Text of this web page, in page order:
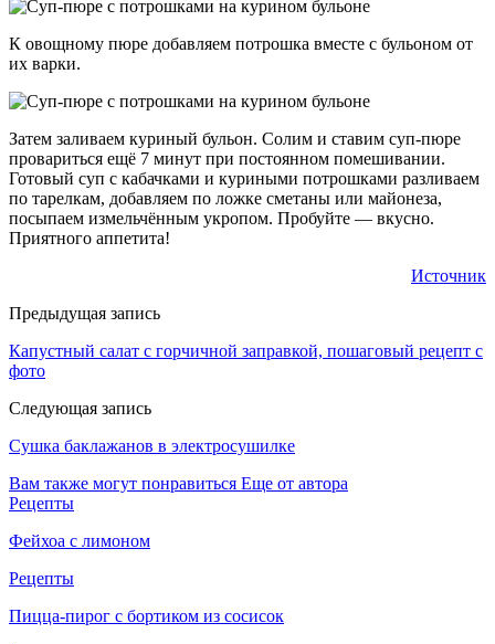
К овощному пюре добавляем потрошка вместе с бульоном от
их варки.
Затем заливаем куриный бульон. Солим и ставим суп-пюре
провариться ещё 7 минут при постоянном помешивании.
Готовый суп с кабачками и куриными потрошками разливаем
по тарелкам, добавляем по ложке сметаны или майонеза,
посыпаем измельчённым укропом. Пробуйте — вкусно.
Приятного аппетита!
Источник
Предыдущая запись
Капустный салат с горчичной заправкой, пошаговый рецепт с
фото
Следующая запись
Сушка баклажанов в электросушилке
Вам также могут понравиться Еще от автора
Рецепты
Фейхоа с лимоном
Рецепты
Пицца-пирог с бортиком из сосисок